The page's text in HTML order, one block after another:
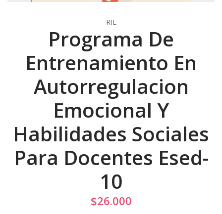
RIL
Programa De
Entrenamiento En
Autorregulacion
Emocional Y
Habilidades Sociales
Para Docentes Esed-
10
$26.000